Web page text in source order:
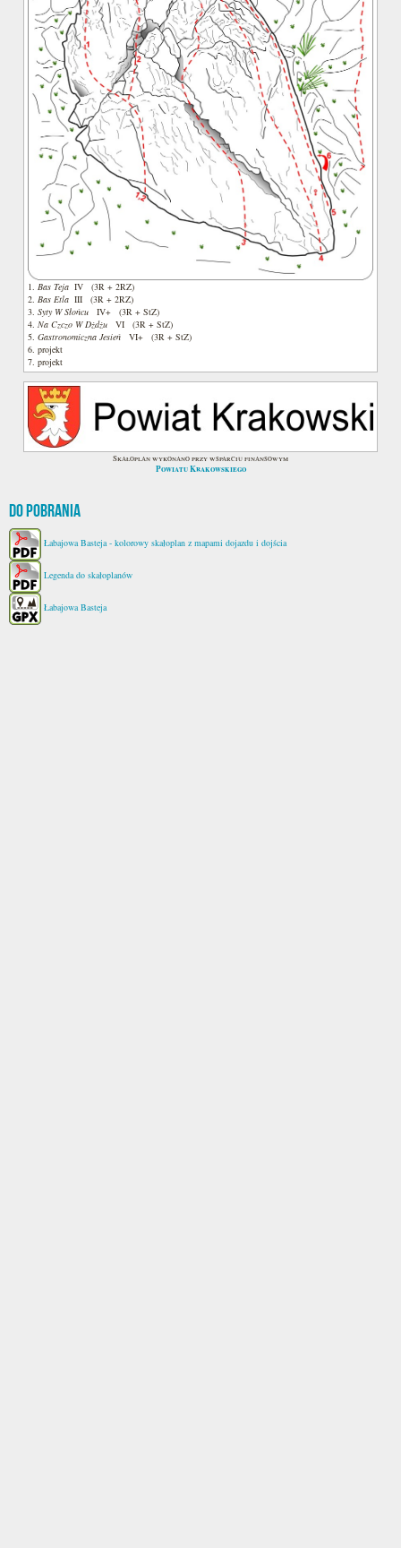
1. Bas Teja IV (3R + 2RZ)
2. Bas Etla III (3R + 2RZ)
3. Syty W Słońcu IV+ (3R + StZ)
4. Na Czczo W Dżdżu VI (3R + StZ)
5. Gastronomiczna Jesień VI+ (3R + StZ)
6. projekt
7. projekt
Skałoplan wykonano przy wsparciu finansowym
Powiatu Krakowskiego
Do pobrania
Łabajowa Basteja - kolorowy skałoplan z mapami dojazdu i dojścia
Legenda do skałoplanów
Łabajowa Basteja